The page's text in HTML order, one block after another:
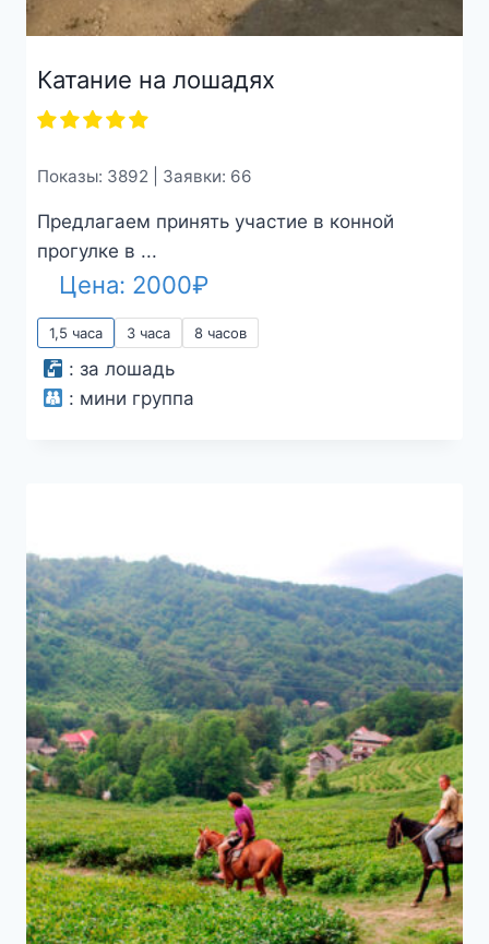
Катание на лошадях
Показы: 3892 | Заявки: 66
Предлагаем принять участие в конной
прогулке в ...
Цена: 2000₽
1,5 часа 3 часа 8 часов
: за лошадь
: мини группа